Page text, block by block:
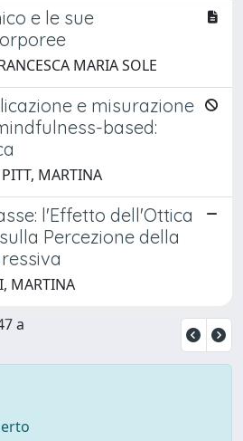
e le sue
MARIA SOLE
e misurazione
based:
MARTINA
l'Effetto dell'Ottica
Percezione della
MARTINA
a